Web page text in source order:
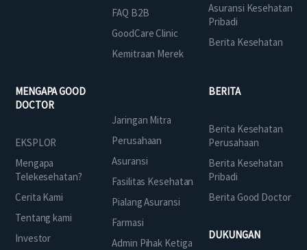
FAQ B2B
GoodCare Clinic
Kemitraan Merek
Asuransi Kesehatan
Pribadi
Berita Kesehatan
MENGAPA GOOD
DOCTOR
EKSPLOR
Mengapa
Telekesehatan?
Cerita Kami
Tentang kami
Investor
Jaringan Mitra
Perusahaan
Asuransi
Fasilitas Kesehatan
Pialang Asuransi
Farmasi
Admin Pihak Ketiga
BERITA
Berita Kesehatan
Perusahaan
Berita Kesehatan
Pribadi
Berita Good Doctor
DUKUNGAN